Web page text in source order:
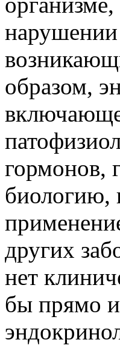
образом,
гормонов,
биологию,
других
нет
бы прямо